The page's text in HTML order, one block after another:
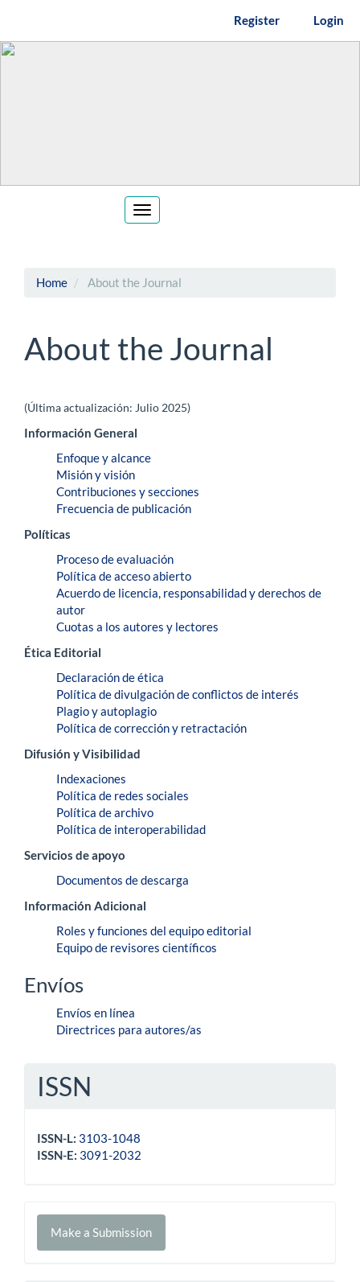
Main
Register Login
Toggle
navigation
Home About the Journal
About the Journal
(Última actualización: Julio 2025)
Información General
Enfoque y alcance
Misión y visión
Contribuciones y secciones
Frecuencia de publicación
Políticas
Proceso de evaluación
Política de acceso abierto
Acuerdo de licencia, responsabilidad y derechos de
autor
Cuotas a los autores y lectores
Ética Editorial
Declaración de ética
Política de divulgación de conflictos de interés
Plagio y autoplagio
Política de corrección y retractación
Difusión y Visibilidad
Indexaciones
Política de redes sociales
Política de archivo
Política de interoperabilidad
Servicios de apoyo
Documentos de descarga
Información Adicional
Roles y funciones del equipo editorial
Equipo de revisores científicos
Envíos
Envíos en línea
Directrices para autores/as
ISSN
ISSN-L: 3103-1048
ISSN-E: 3091-2032
Make
Make a Submission